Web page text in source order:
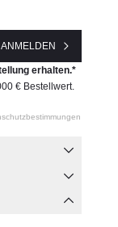
ANMELDEN
erhalten.*
€ Bestellwert.